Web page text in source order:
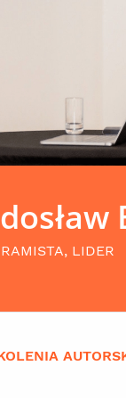
LIDER